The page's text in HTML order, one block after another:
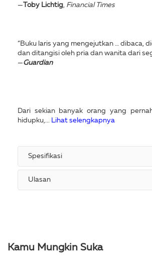
— Toby Lichtig, Financial Times
“Buku laris yang mengejutkan … dibaca,
dan ditangisi oleh pria dan wanita dari
—Guardian
Dari sekian banyak orang yang
hidupku,... Lihat selengkapnya
Spesifikasi
Ulasan
Kamu Mungkin Suka